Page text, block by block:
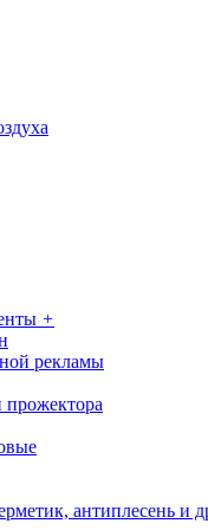
+
рекламы
антиплесень и